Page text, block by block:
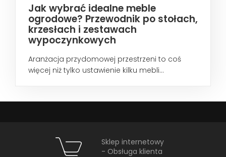
Jak wybrać idealne meble
ogrodowe? Przewodnik po stołach,
krzesłach i zestawach
wypoczynkowych
Aranżacja przydomowej przestrzeni to coś
więcej niż tylko ustawienie kilku mebli...
Sklep internetowy
- Obsługa klienta